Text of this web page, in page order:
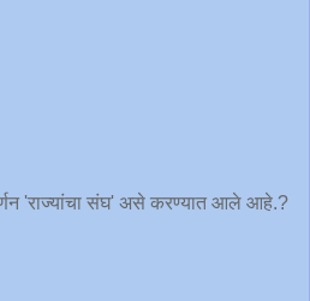
'राज्यांचा संघ' असे करण्यात आले आहे.?